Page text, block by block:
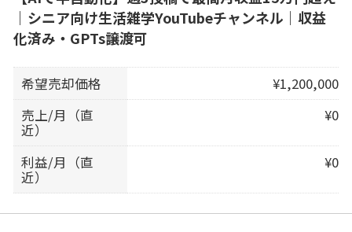
｜シニア向け生活雑学YouTubeチャンネル｜収益
化済み・GPTs譲渡可
希望売却価格
¥1,200,000
売上/月（直
近）
¥0
利益/月（直
近）
¥0